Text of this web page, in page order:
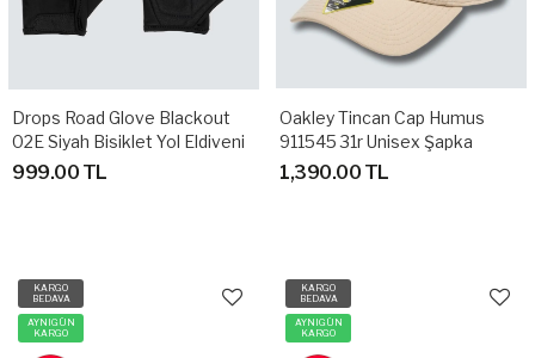
Drops Road Glove Blackout
02E Siyah Bisiklet Yol Eldiveni
S/M
999.00 TL
Oakley Tincan Cap Humus
911545 31r Unisex Şapka
1,390.00 TL
KARGO
BEDAVA
AYNIGÜN
KARGO
KARGO
BEDAVA
AYNIGÜN
KARGO